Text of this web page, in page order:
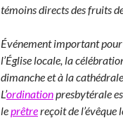
témoins directs des fruits
Événement important
l’Église locale, la
dimanche et à la
L’ordinationpresbytérale
leprêtrereçoit de l’évêque